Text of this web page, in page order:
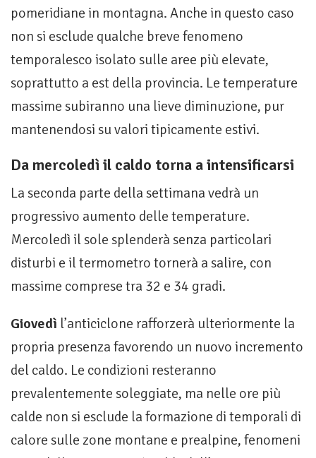
pomeridiane in montagna. Anche in questo caso
non si esclude qualche breve fenomeno
temporalesco isolato sulle aree più elevate,
soprattutto a est della provincia. Le temperature
massime subiranno una lieve diminuzione, pur
mantenendosi su valori tipicamente estivi.
Da mercoledì il caldo torna a intensificarsi
La seconda parte della settimana vedrà un
progressivo aumento delle temperature.
Mercoledì il sole splenderà senza particolari
disturbi e il termometro tornerà a salire, con
massime comprese tra 32 e 34 gradi.
Giovedì l’anticiclone rafforzerà ulteriormente la
propria presenza favorendo un nuovo incremento
del caldo. Le condizioni resteranno
prevalentemente soleggiate, ma nelle ore più
calde non si esclude la formazione di temporali di
calore sulle zone montane e prealpine, fenomeni